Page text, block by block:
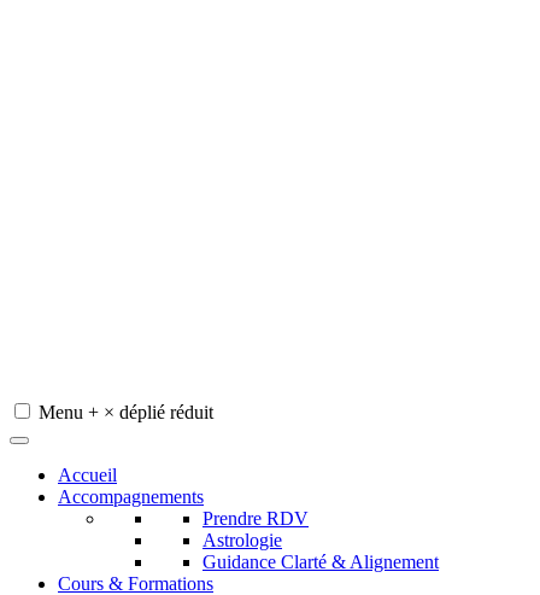
Menu + × déplié réduit
Accueil
Accompagnements
Prendre RDV
Astrologie
Guidance Clarté & Alignement
Cours & Formations